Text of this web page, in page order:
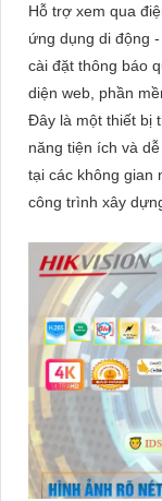
Hỗ trợ xem qua
ứng dụng di động
cài đặt thông báo
diện web, phần
Đây là một thiết bị
năng tiện ích và
tại các không gian
công trình xây